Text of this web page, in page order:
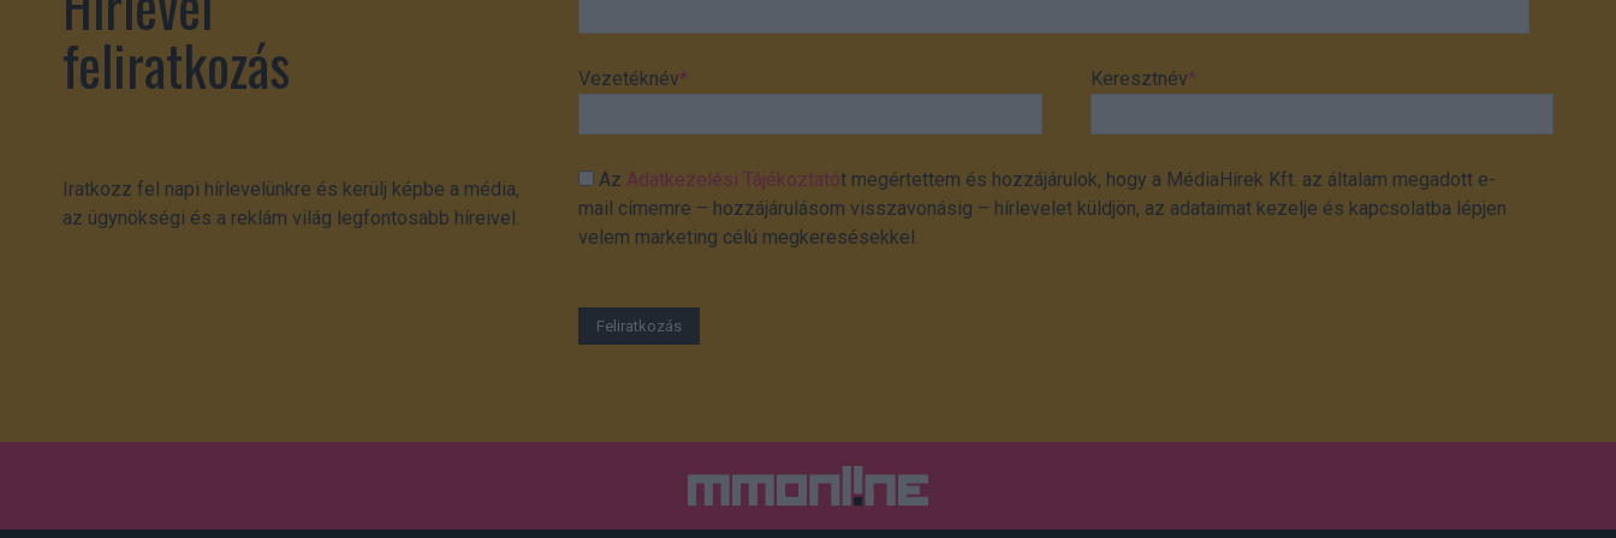
feliratkozás
Iratkozz fel napi hírlevelünkre és kerülj képbe a média,
az ügynökségi és a reklám világ legfontosabb híreivel.
Vezetéknév* Keresztnév*
AzAdatkezelési Tájékoztatót megértettem és hozzájárulok, hogy a MédiaHírek Kft. az általam megadott e-
mail címemre – hozzájárulásom visszavonásig – hírlevelet küldjön, az adataimat kezelje és kapcsolatba lépjen
velem marketing célú megkeresésekkel.